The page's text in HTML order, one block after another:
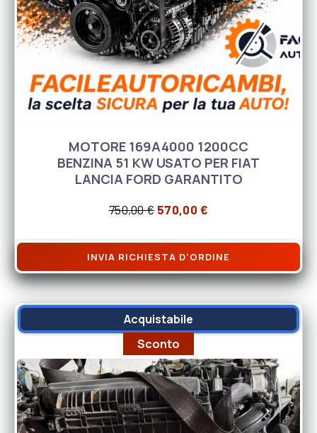
MOTORE 169A4000 1200CC
BENZINA 51 KW USATO PER FIAT
LANCIA FORD GARANTITO
750,00€ Il prezzo originale era:
570,00 €
INVIA RICHIESTA D'ORDINE
Acquistabile
Sconto